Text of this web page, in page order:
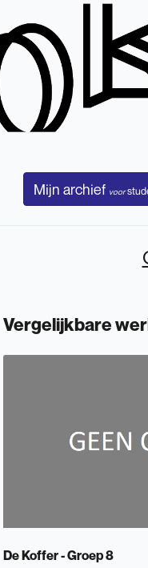
Mijn archief voor
Vergelijkbare
De Koffer - Groep 8